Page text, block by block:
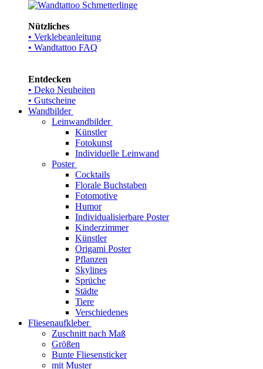
Nützliches
• Verklebeanleitung
• Wandtattoo FAQ
Entdecken
• Deko Neuheiten
• Gutscheine
Wandbilder
Leinwandbilder
Künstler
Fotokunst
Individuelle Leinwand
Poster
Cocktails
Florale Buchstaben
Fotomotive
Humor
Individualisierbare Poster
Kinderzimmer
Künstler
Origami Poster
Pflanzen
Skylines
Sprüche
Städte
Tiere
Verschiedenes
Fliesenaufkleber
Zuschnitt nach Maß
Größen
Bunte Fliesensticker
mit Muster